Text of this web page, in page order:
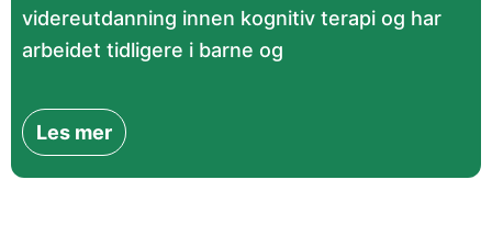
videreutdanning innen kognitiv terapi og har
arbeidet tidligere i barne og
Les mer